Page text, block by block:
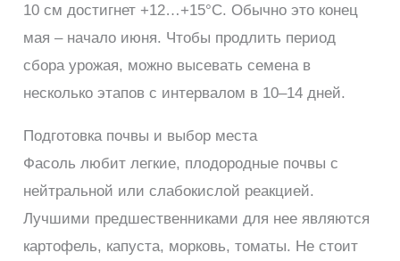
10 см достигнет +12…+15°С. Обычно это конец
мая – начало июня. Чтобы продлить период
сбора урожая, можно высевать семена в
несколько этапов с интервалом в 10–14 дней.
Подготовка почвы и выбор места
Фасоль любит легкие, плодородные почвы с
нейтральной или слабокислой реакцией.
Лучшими предшественниками для нее являются
картофель, капуста, морковь, томаты. Не стоит